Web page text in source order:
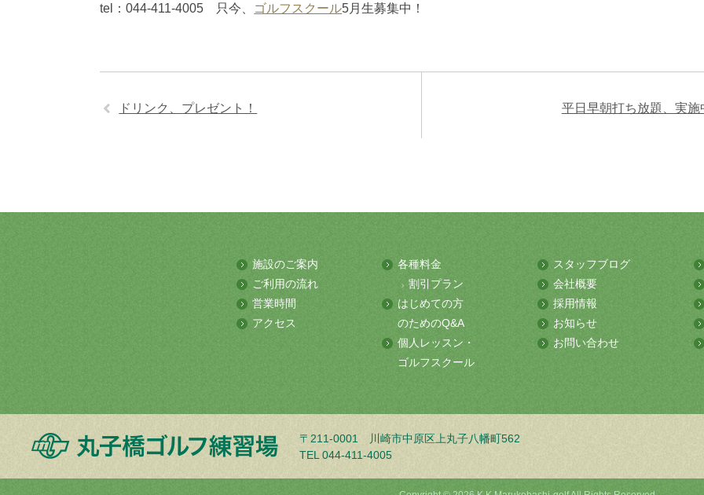
tel：044-411-4005 只今、 ゴルフスクール5月生募集中！
ドリンク、プレゼント！ 平日早朝打ち放題、実施
施設のご案内
ご利用の流れ
営業時間
アクセス
各種料金
割引プラン
はじめての方
のためのQ&A
個人レッスン・
ゴルフスクール
スタッフブログ
会社概要
採用情報
お知らせ
お問い合わせ
〒211-0001
川崎市中原区上丸子八幡町562
TEL 044-411-4005